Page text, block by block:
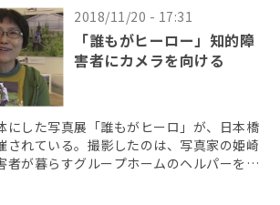
2018/11/20 - 17:31
「誰もがヒーロー」知的障
害者にカメラを向ける
にした写真展「誰もがヒーロ」が、日本橋
されている。撮影したのは、写真家の姫崎
者が暮らすグループホームのヘルパーをし
真を撮り続けている。 今回、展示さ […]